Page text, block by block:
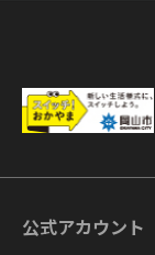
公式アカウント